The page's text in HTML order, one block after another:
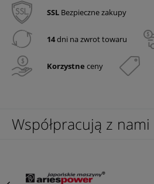
SSL Bezpieczne zakupy
14dni na zwrot towaru
Korzystne ceny
Współpracują z nami